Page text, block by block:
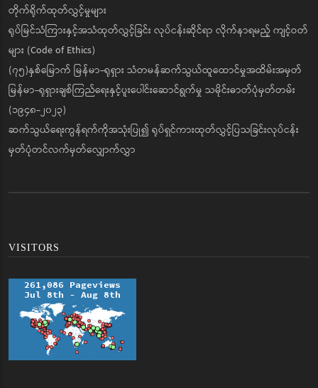
တိုက်ရိုက်ထုတ်လွှင့်မှုများ
ရုပ်မြင်သံကြားနှင့်အသံထုတ်လွှင့်ခြင်း လုပ်ငန်းဆိုင်ရာ လိုက်နာရမည့် ကျင့်ဝတ်
များ (Code of Ethics)
(၇၅)နှစ်မြောက် မြန်မာ-ရုရှား သံတမန်ဆက်သွယ်ထူထောင်မှုအထိမ်းအမှတ်
မြန်မာ-ရုရှားချစ်ကြည်ရေးနှင့်ပူးပေါင်းဆောင်ရွက်မှု သမိုင်းဓာတ်ပုံမှတ်တမ်း
(၁၉၄၈-၂၀၂၃)
ဆက်သွယ်ရေးကွန်ရက်ကိုအသုံးပြု၍ ရုပ်ရှင်ကားထုတ်လွှင့်ပြသခြင်းလုပ်ငန်း
မှတ်ပုံတင်လက်မှတ်လျှောက်လွှာ
VISITORS